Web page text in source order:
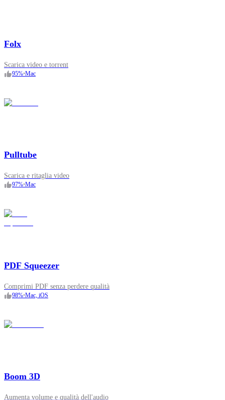
Folx
Scarica video e torrent
95%•Mac
Pulltube
Scarica e ritaglia video
97%•Mac
PDF Squeezer
Comprimi PDF senza perdere qualità
98%•Mac, iOS
Boom 3D
Aumenta volume e qualità dell'audio